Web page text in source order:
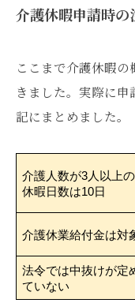
介護休暇申請時の
ここまで介護休暇
きました。実際に
記にまとめました。
介護人数が3人以上
休暇日数は10日
介護休業給付金は対
法令では中抜けが定
ていない